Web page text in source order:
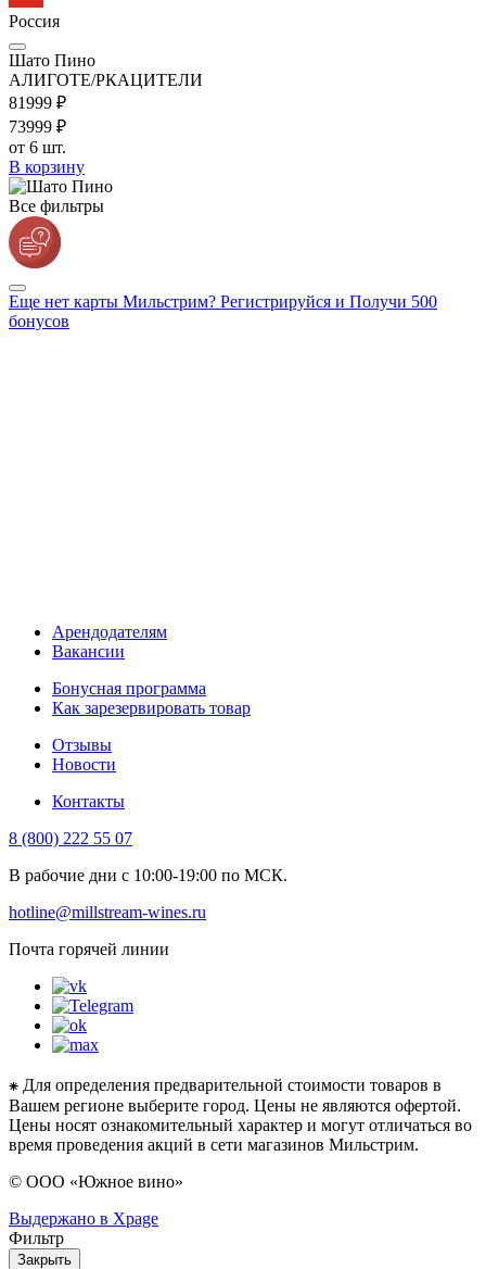
Россия
Шато Пино
АЛИГОТЕ/РКАЦИТЕЛИ
81999 ₽
73999 ₽
от 6 шт.
В корзину
Все фильтры
Еще нет карты Мильстрим? Регистрируйся и Получи 500
бонусов
Арендодателям
Вакансии
Бонусная программа
Как зарезервировать товар
Отзывы
Новости
Контакты
8 (800) 222 55 07
В рабочие дни с 10:00-19:00 по МСК.
hotline@millstream-wines.ru
Почта горячей линии
⁕ Для определения предварительной стоимости товаров в
Вашем регионе выберите город. Цены не являются офертой.
Цены носят ознакомительный характер и могут отличаться во
время проведения акций в сети магазинов Мильстрим.
© ООО «Южное вино»
Выдержано в Xpage
Фильтр
Закрыть